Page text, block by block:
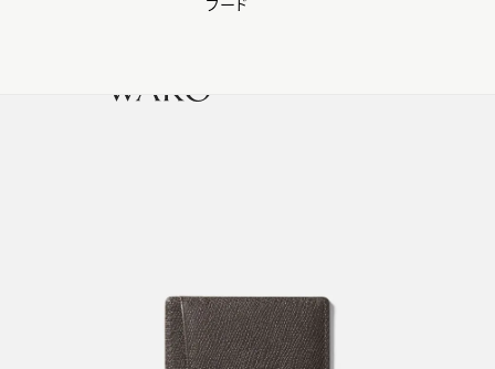
【会員様限定】夏のプレゼントキャンペーン開催中
フード